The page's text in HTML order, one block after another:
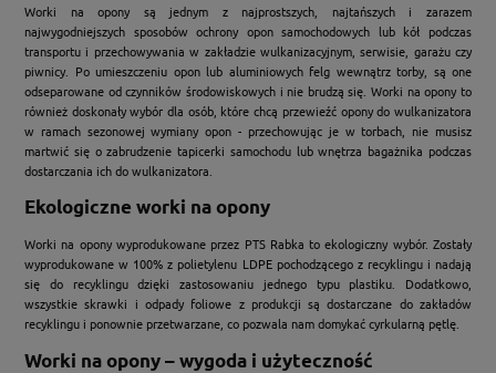
Worki na opony są jednym z najprostszych, najtańszych i zarazem
najwygodniejszych sposobów ochrony opon samochodowych lub kół podczas
transportu i przechowywania w zakładzie wulkanizacyjnym, serwisie, garażu czy
piwnicy. Po umieszczeniu opon lub aluminiowych felg wewnątrz torby, są one
odseparowane od czynników środowiskowych i nie brudzą się. Worki na opony to
również doskonały wybór dla osób, które chcą przewieźć opony do wulkanizatora
w ramach sezonowej wymiany opon - przechowując je w torbach, nie musisz
martwić się o zabrudzenie tapicerki samochodu lub wnętrza bagażnika podczas
dostarczania ich do wulkanizatora.
Ekologiczne worki na opony
Worki na opony wyprodukowane przez PTS Rabka to ekologiczny wybór. Zostały
wyprodukowane w 100% z polietylenu LDPE pochodzącego z recyklingu i nadają
się do recyklingu dzięki zastosowaniu jednego typu plastiku. Dodatkowo,
wszystkie skrawki i odpady foliowe z produkcji są dostarczane do zakładów
recyklingu i ponownie przetwarzane, co pozwala nam domykać cyrkularną pętlę.
Worki na opony – wygoda i użyteczność